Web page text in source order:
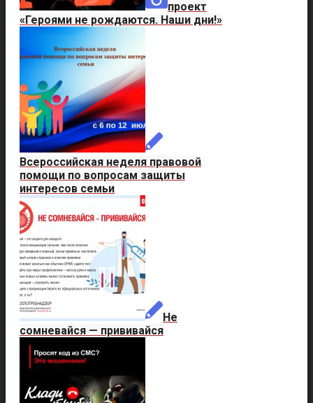
проект
«Героями не рождаются. Наши дни!»
Всероссийская неделя правовой
помощи по вопросам защиты
интересов семьи
Не
сомневайся — прививайся